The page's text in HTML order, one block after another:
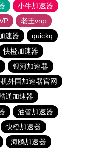
小牛加速器
老王vnp
速器
quickq
快橙加速器
银河加速器
外国加速器官网
通加速器
油管加速器
快橙加速器
海鸥加速器